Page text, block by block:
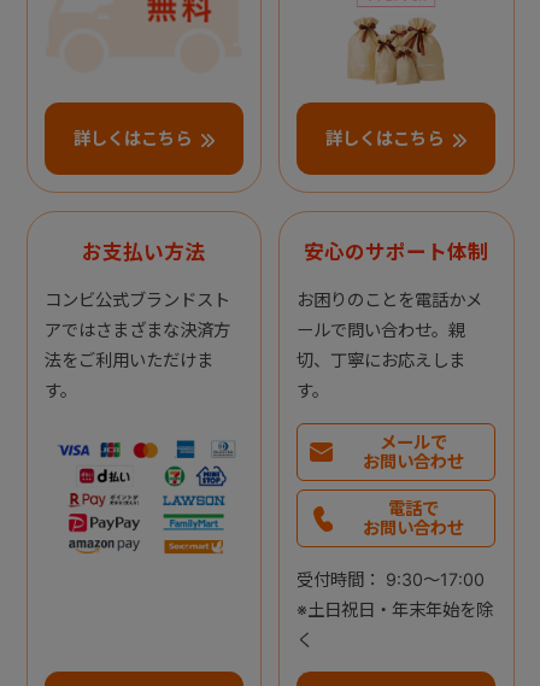
詳しくはこちら 詳しくはこちら
お支払い方法
コンビ公式ブランドスト
アではさまざまな決済方
法をご利用いただけま
す。
安心のサポート体制
お困りのことを電話かメ
ールで問い合わせ。親
切、丁寧にお応えしま
す。
メールで
お問い合わせ
電話で
お問い合わせ
受付時間： 9:30～17:00
※土日祝日・年末年始を除
く